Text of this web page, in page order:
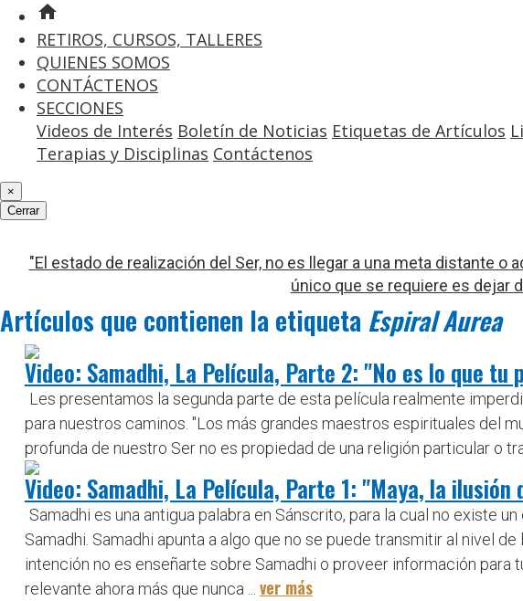
home
RETIROS, CURSOS, TALLERES
QUIENES SOMOS
CONTÁCTENOS
SECCIONES
Videos de Interés Boletín de Noticias Etiquetas de Artículos
Terapias y Disciplinas Contáctenos
×
Cerrar
"El estado de realización del Ser, no es llegar a una meta distante
único que se requiere es dejar
Artículos que contienen la etiquetaEspiral Aurea
Video: Samadhi, La Película, Parte 2: "No es lo que tu
Les presentamos la segunda parte de esta película realmente
para nuestros caminos. "Los más grandes maestros espirituales del
profunda de nuestro Ser no es propiedad de una religión particular o
Video: Samadhi, La Película, Parte 1: "Maya, la ilusión
Samadhi es una antigua palabra en Sánscrito, para la cual no existe
Samadhi. Samadhi apunta a algo que no se puede transmitir al nivel
intención no es enseñarte sobre Samadhi o proveer información
relevante ahora más que nunca ... ver más